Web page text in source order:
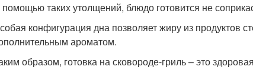
таких утолщений, блюдо готовится не
конфигурация дна позволяет жиру из продуктов
ароматом.
образом, готовка на сковороде-гриль – это